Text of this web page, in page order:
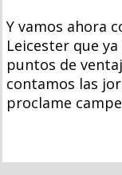
Y vamos ahora
Leicester que
puntos de
contamos las
proclame